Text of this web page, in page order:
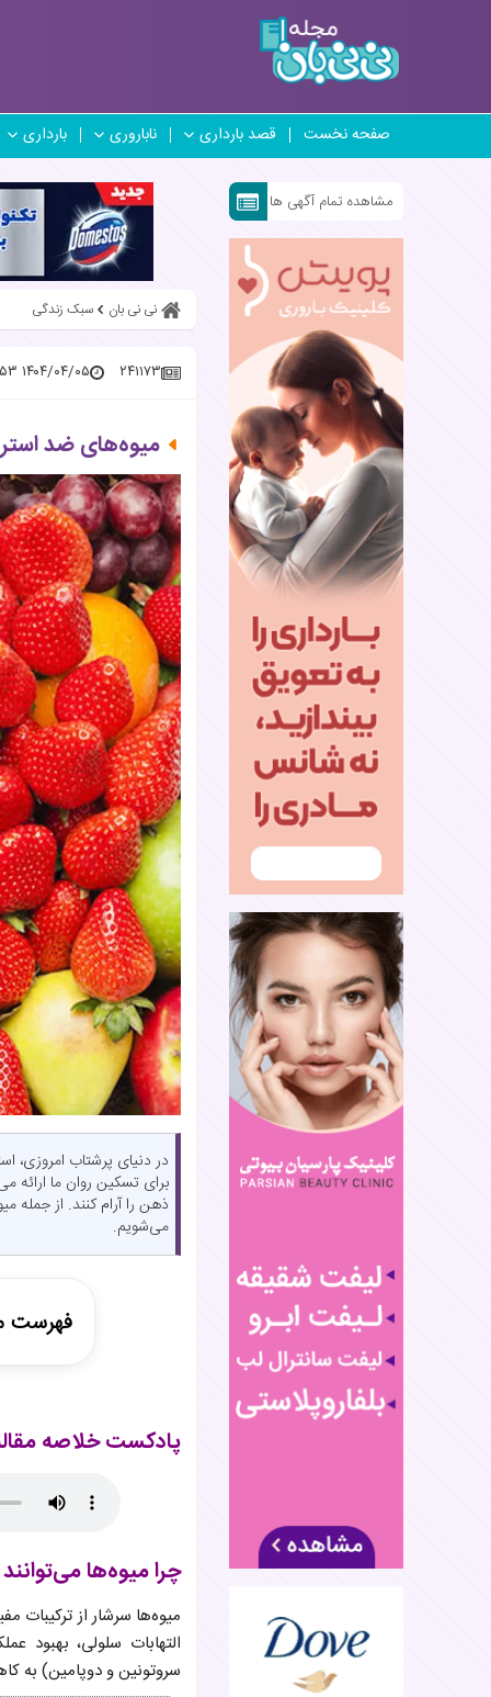
صفحه نخست قصد بارداری ناباروری بارداری
مشاهده تمام آگهی ها
نی نی بان سبک زندگی
۲۴۱۱۷۳ ۱۴۰۴/۰۴/۰۵ ۱۵:۴۲:۵۳
میوه‌های ضد
در دنیای پرشتاب
برای تسکین روان ما
ذهن را آرام کنند. از جمله
می‌شویم.
فهرست
چراپادکست خلاصه
چرا میوه‌ها
التهابات سلولی، بهبود
سروتونین و دوپامین)